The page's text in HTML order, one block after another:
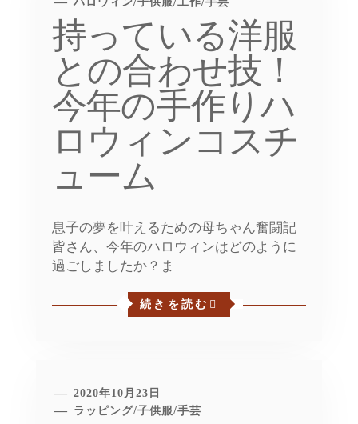
持っている洋服
との合わせ技！
今年の手作りハ
ロウィンコスチ
ューム
息子の夢を叶えるための母ちゃん奮闘記
皆さん、今年のハロウィンはどのように
過ごしましたか？ま
続きを読む
2020年10月23日
ラッピング/子供服/手芸